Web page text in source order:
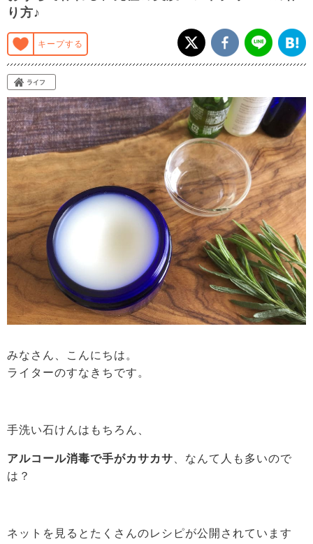
り方♪
キープする
ライフ
みなさん、こんにちは。
ライターのすなきちです。
手洗い石けんはもちろん、
アルコール消毒で手がカサカサ 、なんて人も多いので
は？
ネットを見るとたくさんのレシピが公開されています